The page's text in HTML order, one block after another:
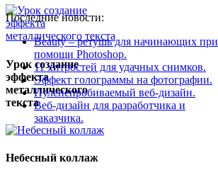
Урок создание
эффекта
металлического
текста
Небесный коллаж
Последние новости:
Beauty – ретушь для начинающих при
помощи Photoshop.
11 хитростей для удачных снимков.
Эффект голограммы на фотографии.
Пуленепробиваемый веб-дизайн.
Веб-дизайн для разработчика и
заказчика.